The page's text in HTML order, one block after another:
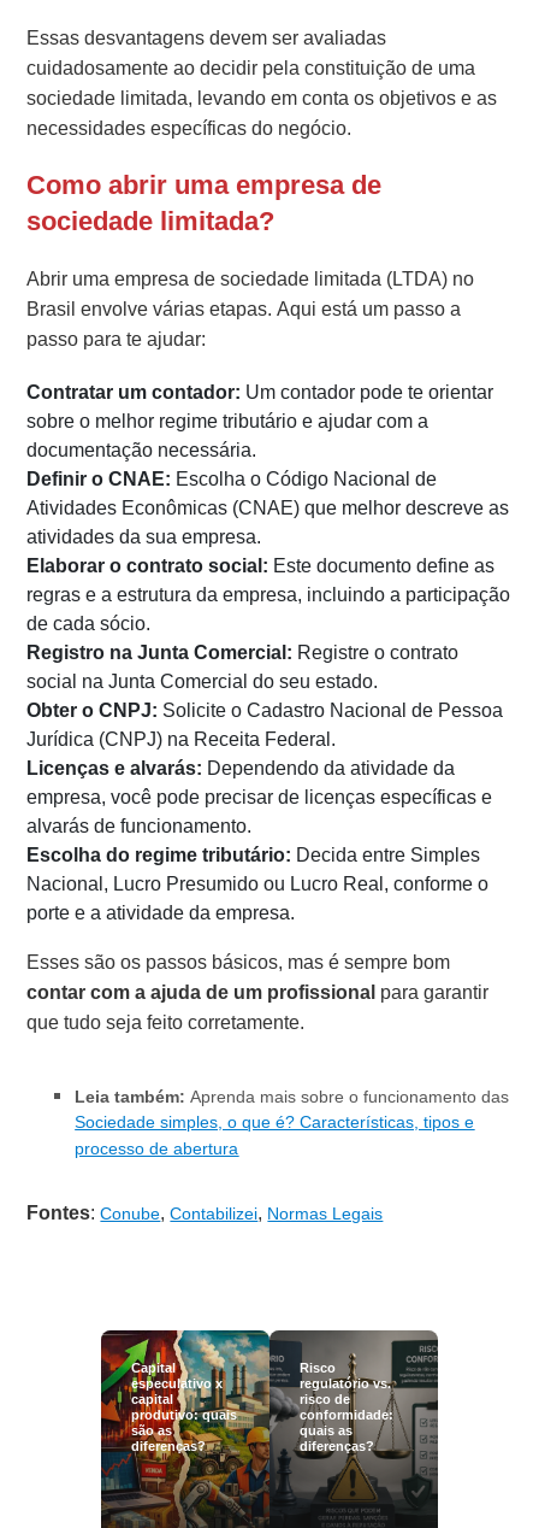
Essas desvantagens devem ser avaliadas
cuidadosamente ao decidir pela constituição de uma
sociedade limitada, levando em conta os objetivos e as
necessidades específicas do negócio.
Como abrir uma empresa de
sociedade limitada?
Abrir uma empresa de sociedade limitada (LTDA) no
Brasil envolve várias etapas. Aqui está um passo a
passo para te ajudar:
Contratar um contador: Um contador pode te orientar
sobre o melhor regime tributário e ajudar com a
documentação necessária.
Definir o CNAE: Escolha o Código Nacional de
Atividades Econômicas (CNAE) que melhor descreve as
atividades da sua empresa.
Elaborar o contrato social: Este documento define as
regras e a estrutura da empresa, incluindo a participação
de cada sócio.
Registro na Junta Comercial: Registre o contrato
social na Junta Comercial do seu estado.
Obter o CNPJ: Solicite o Cadastro Nacional de Pessoa
Jurídica (CNPJ) na Receita Federal.
Licenças e alvarás: Dependendo da atividade da
empresa, você pode precisar de licenças específicas e
alvarás de funcionamento.
Escolha do regime tributário: Decida entre Simples
Nacional, Lucro Presumido ou Lucro Real, conforme o
porte e a atividade da empresa.
Esses são os passos básicos, mas é sempre bom
contar com a ajuda de um profissional para garantir
que tudo seja feito corretamente.
Leia também: Aprenda mais sobre o funcionamento das
Sociedade simples, o que é? Características, tipos e
processo de abertura
Fontes:Conube,Contabilizei, Normas Legais
Capital
especulativo x
capital
produtivo: quais
são as
diferenças?
Risco
regulatório vs.
risco de
conformidade:
quais as
diferenças?